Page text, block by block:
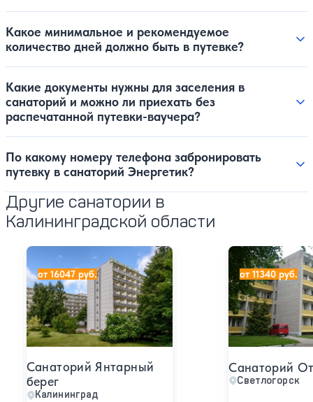
Какое минимальное и рекомендуемое
количество дней должно быть в путевке?
Какие документы нужны для заселения в
санаторий и можно ли приехать без
распечатанной путевки-ваучера?
По какому номеру телефона забронировать
путевку в санаторий Энергетик?
Другие санатории в
Калининградской области
Санаторий Янтарный
берег
Калининград
Санаторий Янтарный берег
от 16047 руб.
Санаторий
Светлогорск
Санаторий
от 11340 руб.